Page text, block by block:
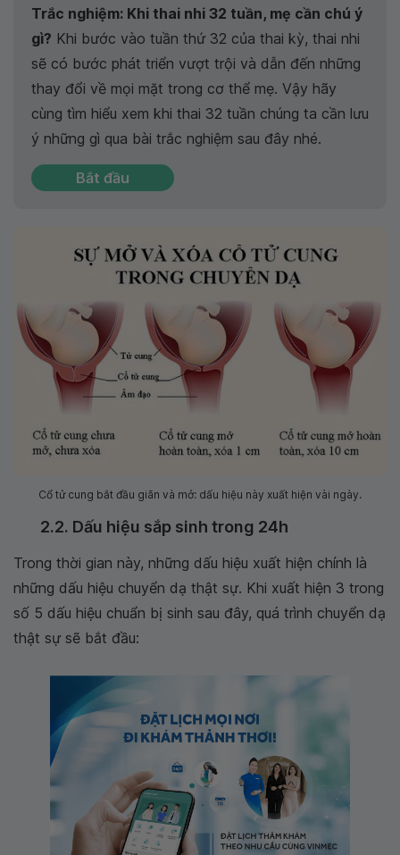
Trắc nghiệm: Khi thai nhi 32 tuần, mẹ cần chú ý
gì? Khi bước vào tuần thứ 32 của thai kỳ, thai nhi
sẽ có bước phát triển vượt trội và dẫn đến những
thay đổi về mọi mặt trong cơ thể mẹ. Vậy hãy
cùng tìm hiểu xem khi thai 32 tuần chúng ta cần lưu
ý những gì qua bài trắc nghiệm sau đây nhé.
Bắt đầu
Cổ tử cung bắt đầu giãn và mở: dấu hiệu này xuất hiện vài ngày.
2.2. Dấu hiệu sắp sinh trong 24h
Trong thời gian này, những dấu hiệu xuất hiện chính là
những dấu hiệu chuyển dạ thật sự. Khi xuất hiện 3 trong
số 5 dấu hiệu chuẩn bị sinh sau đây, quá trình chuyển dạ
thật sự sẽ bắt đầu: